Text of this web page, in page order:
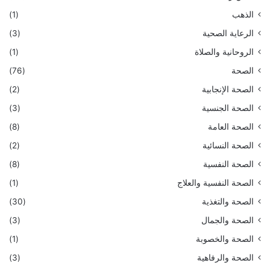
الذهب
(1)
الرعاية الصحية
(3)
الروحانية والصلاة
(1)
الصحة
(76)
الصحة الإنجابية
(2)
الصحة الجنسية
(3)
الصحة العامة
(8)
الصحة النسائية
(2)
الصحة النفسية
(8)
الصحة النفسية والعلاج
(1)
الصحة والتغذية
(30)
الصحة والجمال
(3)
الصحة والخصوبة
(1)
الصحة والرفاهية
(3)